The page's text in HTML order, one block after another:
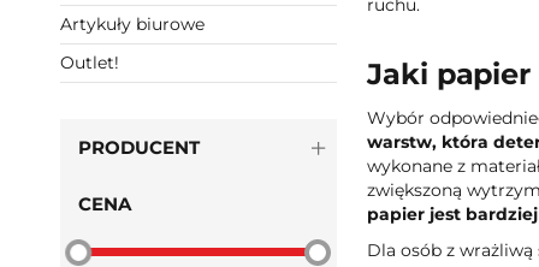
Artykuły biurowe
Outlet!
PRODUCENT
CENA
ruchu.
Jaki
Wybór
warstw, która
wykonane z
zwiększoną
papier jest
Dla osób z